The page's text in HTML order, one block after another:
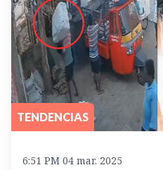
TENDENCIAS
6:51 PM 04 mar. 2025